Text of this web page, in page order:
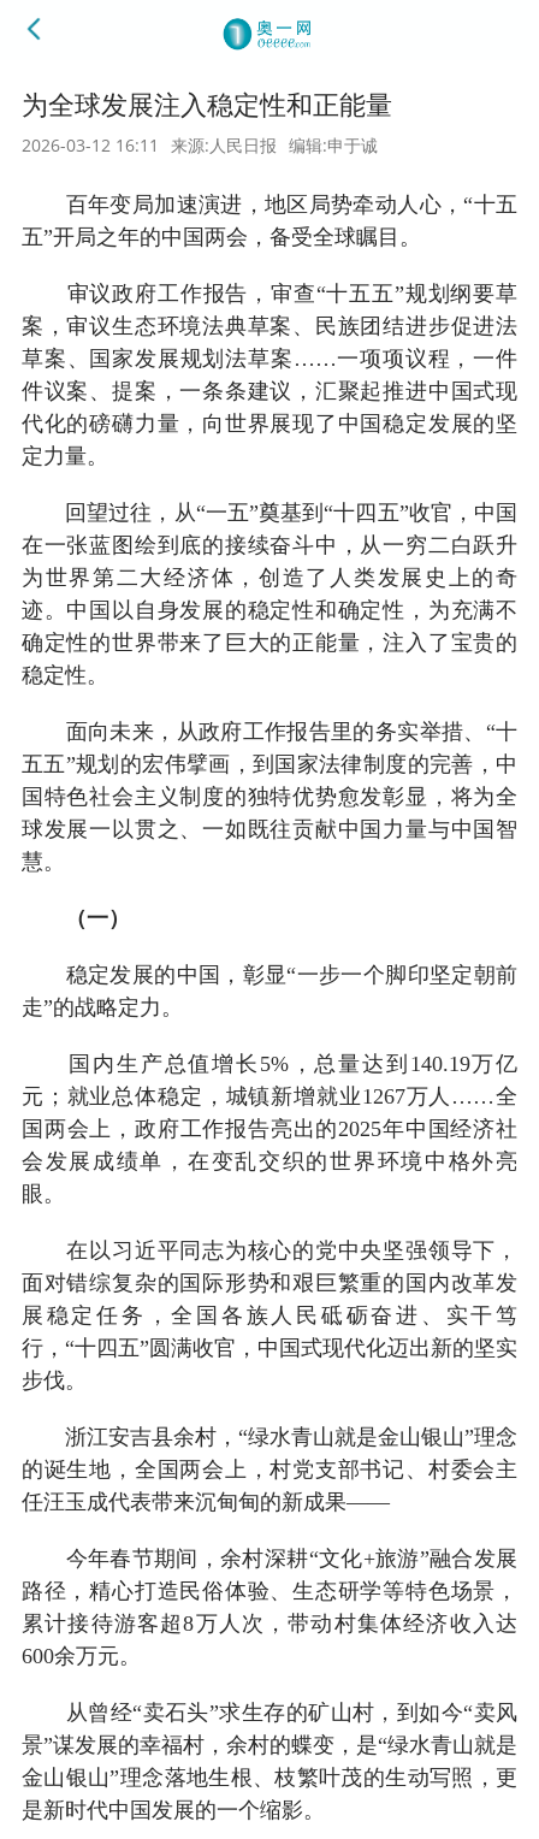
为全球发展注入稳定性和正能量
2026-03-12 16:11 来源:人民日报 编辑:申于诚
百年变局加速演进，地区局势牵动人心，“十五
五”开局之年的中国两会，备受全球瞩目。
审议政府工作报告，审查“十五五”规划纲要草
案，审议生态环境法典草案、民族团结进步促进法
草案、国家发展规划法草案……一项项议程，一件
件议案、提案，一条条建议，汇聚起推进中国式现
代化的磅礴力量，向世界展现了中国稳定发展的坚
定力量。
回望过往，从“一五”奠基到“十四五”收官，中国
在一张蓝图绘到底的接续奋斗中，从一穷二白跃升
为世界第二大经济体，创造了人类发展史上的奇
迹。中国以自身发展的稳定性和确定性，为充满不
确定性的世界带来了巨大的正能量，注入了宝贵的
稳定性。
面向未来，从政府工作报告里的务实举措、“十
五五”规划的宏伟擘画，到国家法律制度的完善，中
国特色社会主义制度的独特优势愈发彰显，将为全
球发展一以贯之、一如既往贡献中国力量与中国智
慧。
（一）
稳定发展的中国，彰显“一步一个脚印坚定朝前
走”的战略定力。
国内生产总值增长5%，总量达到140.19万亿
元；就业总体稳定，城镇新增就业1267万人……全
国两会上，政府工作报告亮出的2025年中国经济社
会发展成绩单，在变乱交织的世界环境中格外亮
眼。
在以习近平同志为核心的党中央坚强领导下，
面对错综复杂的国际形势和艰巨繁重的国内改革发
展稳定任务，全国各族人民砥砺奋进、实干笃
行，“十四五”圆满收官，中国式现代化迈出新的坚实
步伐。
浙江安吉县余村，“绿水青山就是金山银山”理念
的诞生地，全国两会上，村党支部书记、村委会主
任汪玉成代表带来沉甸甸的新成果——
今年春节期间，余村深耕“文化+旅游”融合发展
路径，精心打造民俗体验、生态研学等特色场景，
累计接待游客超8万人次，带动村集体经济收入达
600余万元。
从曾经“卖石头”求生存的矿山村，到如今“卖风
景”谋发展的幸福村，余村的蝶变，是“绿水青山就是
金山银山”理念落地生根、枝繁叶茂的生动写照，更
是新时代中国发展的一个缩影。